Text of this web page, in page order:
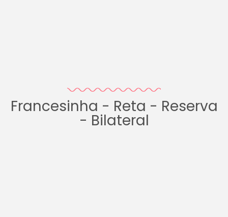
Francesinha - Reta - Reserva
- Bilateral